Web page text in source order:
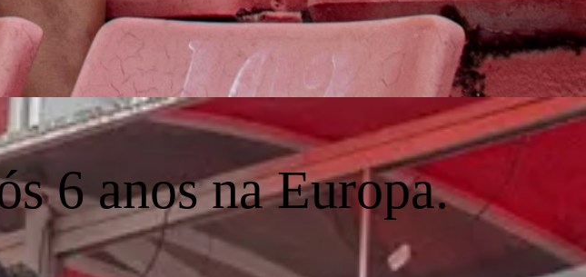
6 anos na Europa.